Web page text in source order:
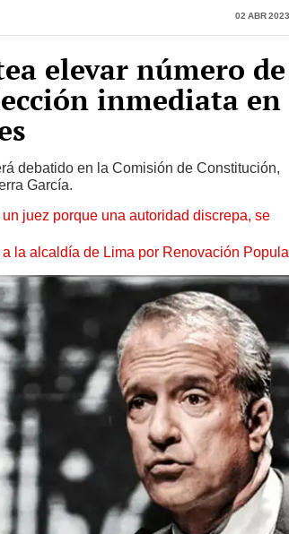
02 Abr
elevar número de
inmediata en
debatido en la Comisión de Constitución,
García.
juez porque una autoridad discrepa, se
la alcaldía de Lima por Renovación